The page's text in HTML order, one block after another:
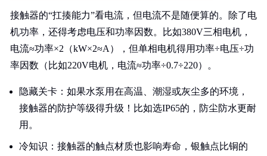
接触器的“扛揍能力”看电流，但电流不是随便算的。除了电
机功率，还得考虑电压和功率因数。比如380V三相电机，
电流≈功率×2（kW×2≈A），但单相电机得用功率÷电压÷功
率因数（比如220V电机，电流≈功率÷0.7÷220）。
隐藏关卡：如果水泵用在高温、潮湿或灰尘多的环境，
接触器的防护等级得升级！比如选IP65的，防尘防水更耐
用。
冷知识：接触器的触点材质也影响寿命，银触点比铜的